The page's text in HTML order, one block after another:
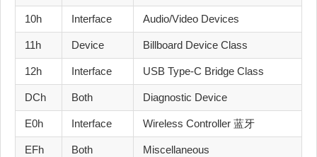
10h Interface Audio/Video Devices
11h Device Billboard Device Class
12h Interface USB Type-C Bridge Class
DCh Both Diagnostic Device
E0h Interface Wireless Controller 蓝牙
EFh Both Miscellaneous